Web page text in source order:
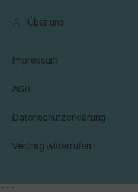
Über uns
Impressum
AGB
Datenschutzerklärung
Vertrag widerrufen